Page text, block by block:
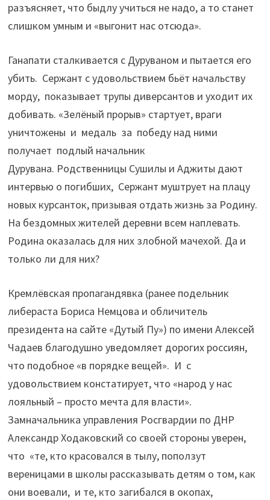
разъясняет, что быдлу учиться не надо, а то станет
слишком умным и «выгонит нас отсюда».
Ганапати сталкивается с Дуруваном и пытается его
убить. Сержант с удовольствием бьёт начальству
морду, показывает трупы диверсантов и уходит их
добивать. «Зелёный прорыв» стартует, враги
уничтожены и медаль за победу над ними
получает подлый начальник
Дурувана. Родственницы Сушилы и Аджиты дают
интервью о погибших, Сержант муштрует на плацу
новых курсанток, призывая отдать жизнь за Родину.
На бездомных жителей деревни всем наплевать.
Родина оказалась для них злобной мачехой. Да и
только ли для них?
Кремлёвская пропагандявка (ранее подельник
либераста Бориса Немцова и обличитель
президента на сайте «Дутый Пу») по имени Алексей
Чадаев благодушно уведомляет дорогих россиян,
что подобное «в порядке вещей». И с
удовольствием констатирует, что «народ у нас
лояльный – просто мечта для власти».
Замначальника управления Росгвардии по ДНР
Александр Ходаковский со своей стороны уверен,
что «те, кто красовался в тылу, поползут
вереницами в школы рассказывать детям о том, как
они воевали, и те, кто загибался в окопах,